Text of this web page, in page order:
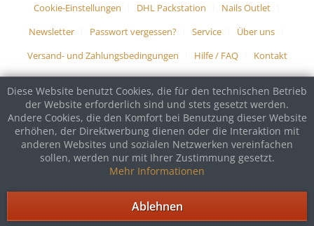
Cookie-Einstellungen DHL Packstation
Nails Outlet
Newsletter
Passwort vergessen? Service
Über uns
Versand- und Zahlungsbedingungen
Hilfe / FAQ Kontakt
Diese Website benutzt Cookies, die für den technischen Betrieb
der Website erforderlich sind und stets gesetzt werden.
Andere Cookies, die den Komfort bei Benutzung dieser Website
erhöhen, der Direktwerbung dienen oder die Interaktion mit
anderen Websites und sozialen Netzwerken vereinfachen
sollen, werden nur mit Ihrer Zustimmung gesetzt.
Mehr Informationen
Ablehnen